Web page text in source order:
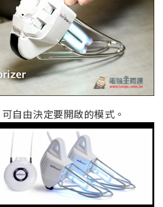
自由決定要開啟的模式。